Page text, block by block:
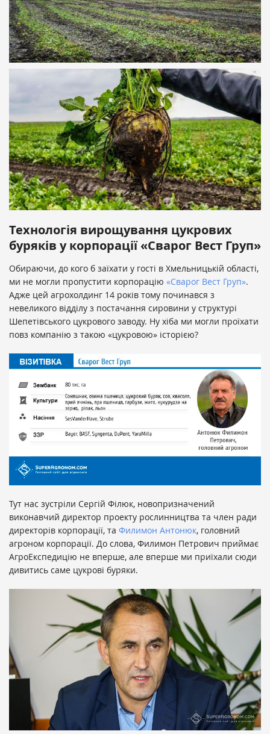
Технологія вирощування цукрових
буряків у корпорації «Сварог Вест Груп»
Обираючи, до кого б заїхати у гості в Хмельницькій області,
ми не могли пропустити корпорацію «Сварог Вест Груп».
Адже цей агрохолдинг 14 років тому починався з
невеликого відділу з постачання сировини у структурі
Шепетівського цукрового заводу. Ну хіба ми могли проїхати
повз компанію з такою «цукровою» історією?
Тут нас зустріли Сергій Філюк, новопризначений
виконавчий директор проекту рослинництва та член ради
директорів корпорації, та Филимон Антонюк, головний
агроном корпорації. До слова, Филимон Петрович приймає
АгроЕкспедицію не вперше, але вперше ми приїхали сюди
дивитись саме цукрові буряки.